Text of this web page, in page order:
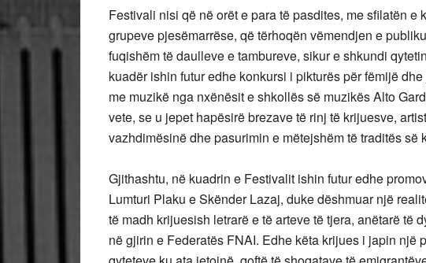
Festivali nisi që në orët e para të pasdites, me sfilatën
grupeve pjesëmarrëse, që tërhoqën vëmendjen e
fuqishëm të daulleve e tambureve, sikur e shkundi
kuadër ishin futur edhe konkursi i pikturës për fëmijë
me muzikë nga nxënësit e shkollës së muzikës Alto
vete, se u jepet hapësirë brezave të rinj të krijuesve,
vazhdimësinë dhe pasurimin e mëtejshëm të traditës së
Gjithashtu, në kuadrin e Festivalit ishin futur edhe
Lumturi Plaku e Skënder Lazaj, duke dëshmuar një
të madh krijuesish letrarë e të arteve të tjera, anëtarë të
në gjirin e Federatës FNAI. Edhe këta krijues i japin një